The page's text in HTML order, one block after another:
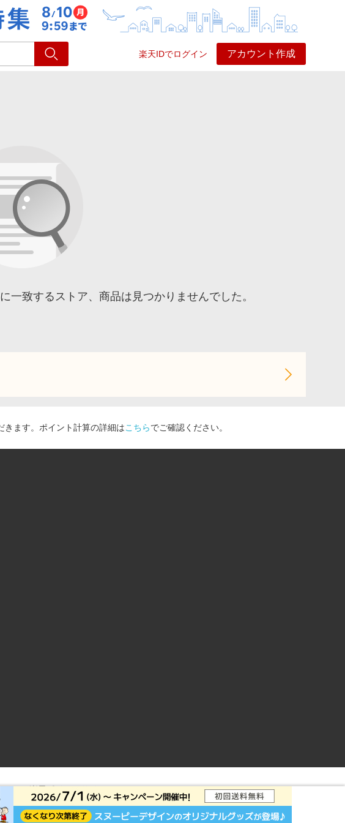
楽天IDでログイン アカウント作成
一致するストア、商品は見つかりませんでした。
ます。ポイント計算の詳細はこちらでご確認ください。
楽天ポイントサイト © Rakuten Group, Inc.